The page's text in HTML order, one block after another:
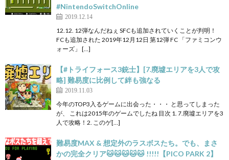
#NintendoSwitchOnline
2019.12.14
12.12. 12弾なんだねぇ SFCも追加されていくことが判明！
FCも追加された 2019年12月12日 第12弾 FC 「ファミコンウ
ォーズ」 […]
【#トライフォース3銃士】[7.廃墟エリアを3人で攻
略] 難易度に比例して絆も強なる
2019.11.03
今年のTOP3入るゲームに出会った・・・ と思ってしまった
が、 これは2015年のゲームでしたね 目次 1. 7.廃墟エリアを3
人で攻略！2. このゲ[…]
難易度MAX & 想定外のラスボスたち。でも、まさ
かの完全クリア🐱🐱🐱🐱🐱 !!!!!【PICO PARK 2】